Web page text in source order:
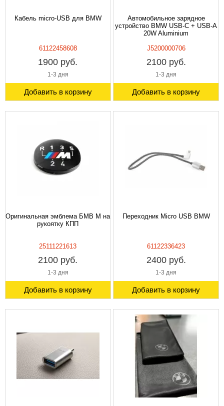
Кабель micro-USB для BMW
61122458608
1900 руб.
1-3 дня
Добавить в корзину
Автомобильное зарядное
устройство BMW USB-C + USB-A
20W Aluminium
J5200000706
2100 руб.
1-3 дня
Добавить в корзину
Оригинальная эмблема БМВ M на
рукоятку КПП
25111221613
2100 руб.
1-3 дня
Добавить в корзину
Переходник Micro USB BMW
61122336423
2400 руб.
1-3 дня
Добавить в корзину